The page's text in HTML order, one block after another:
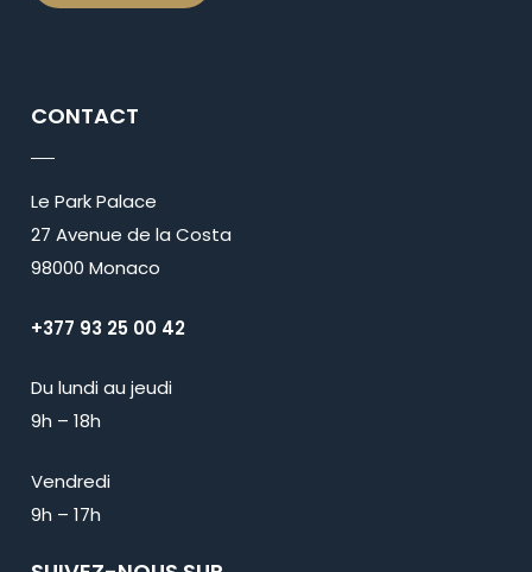
CONTACT
Le Park Palace
27 Avenue de la Costa
98000 Monaco
+377 93 25 00 42
Du lundi au jeudi
9h – 18h
Vendredi
9h – 17h